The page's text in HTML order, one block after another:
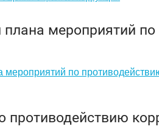
плана мероприятий
мероприятий по
противодействию